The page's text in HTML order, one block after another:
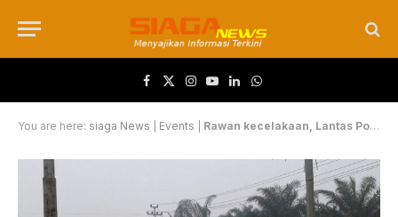
Facebook
X (Twitter)
Instagram
YouTube
LinkedInWhatsApp
You are here: siaga News Events Rawan kecelakaan, Lantas Polsek Tenayan Raya ingatkan pengendara